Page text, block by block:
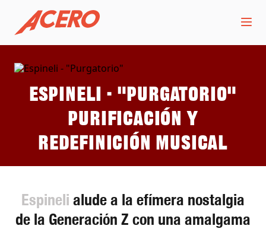
Espineli - "Purgatorio"
Purificación y
redefinición musical
Espineli alude a la efímera nostalgia
de la Generación Z con una amalgama